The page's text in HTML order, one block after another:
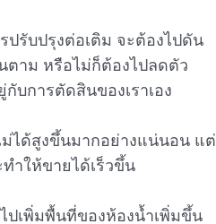
ปรับปรุงต่อเติม จะต้องไปดัน
ตาม หรือไม่ก็ต้องไปลดตัว
บการตัดสินของเราเอง
ม่ได้สูงขึ้นมากอย่างแน่นอน แต่
ำให้ขายได้เร็วขึ้น
ปเพิ่มพื้นที่ของห้องน้ำเพิ่มขึ้น